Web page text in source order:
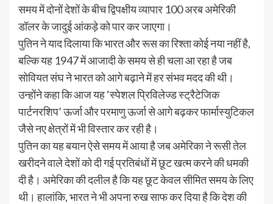
समय में दोनों देशों के बीच द्विपक्षीय व्यापार 100 अरब अमेरिकी
डॉलर के जादुई आंकड़े को पार कर जाएगा।
पुतिन ने याद दिलाया कि भारत और रूस का रिश्ता कोई नया नहीं है,
बल्कि यह 1947 में आजादी के समय से ही चला आ रहा है जब
सोवियत संघ ने भारत को आगे बढ़ाने में हर संभव मदद की थी।
उन्होंने कहा कि आज यह ‘स्पेशल प्रिविलेज्ड स्ट्रैटेजिक
पार्टनरशिप’ ऊर्जा और परमाणु ऊर्जा से आगे बढ़कर फार्मास्युटिकल
जैसे नए क्षेत्रों में भी विस्तार कर रही है।
पुतिन का यह बयान ऐसे समय में आया है जब अमेरिका ने रूसी तेल
खरीदने वाले देशों को दी गई प्रतिबंधों में छूट खत्म करने की धमकी
दी है। अमेरिका की दलील है कि यह छूट केवल सीमित समय के लिए
थी। हालांकि, भारत ने भी अपना रुख साफ कर दिया है कि देश की